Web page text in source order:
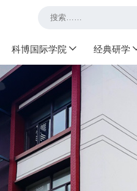
科博国际学院 经典研学